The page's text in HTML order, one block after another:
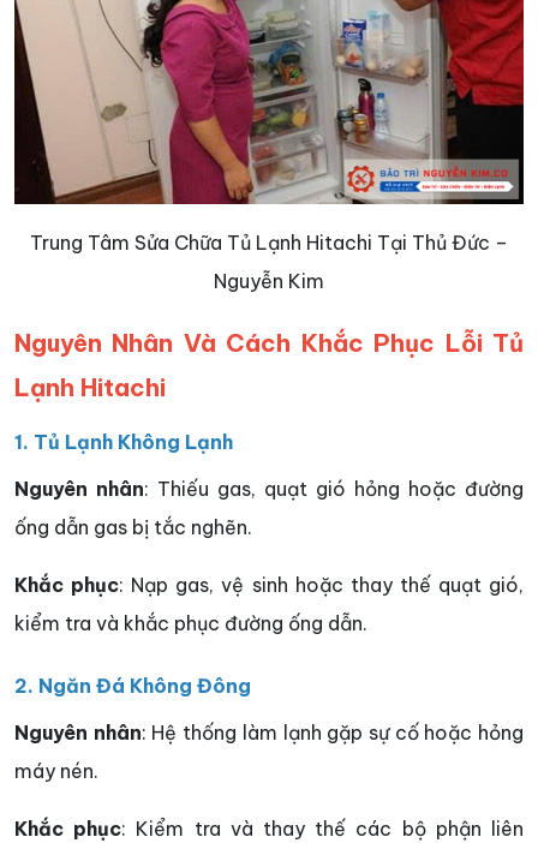
Trung Tâm Sửa Chữa Tủ Lạnh Hitachi Tại Thủ Đức –
Nguyễn Kim
Nguyên Nhân Và Cách Khắc Phục Lỗi Tủ
Lạnh Hitachi
1. Tủ Lạnh Không Lạnh
Nguyên nhân: Thiếu gas, quạt gió hỏng hoặc đường
ống dẫn gas bị tắc nghẽn.
Khắc phục: Nạp gas, vệ sinh hoặc thay thế quạt gió,
kiểm tra và khắc phục đường ống dẫn.
2. Ngăn Đá Không Đông
Nguyên nhân: Hệ thống làm lạnh gặp sự cố hoặc hỏng
máy nén.
Khắc phục: Kiểm tra và thay thế các bộ phận liên